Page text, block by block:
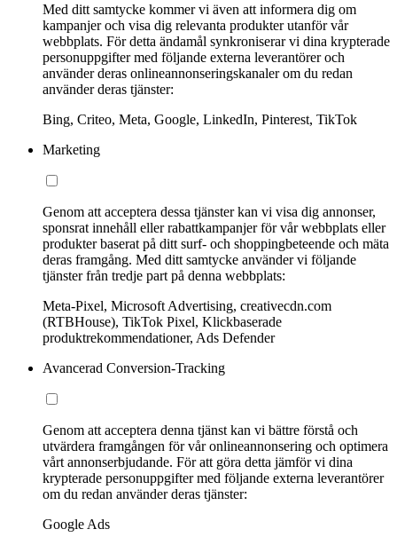
Med ditt samtycke kommer vi även att informera dig om
kampanjer och visa dig relevanta produkter utanför vår
webbplats. För detta ändamål synkroniserar vi dina krypterade
personuppgifter med följande externa leverantörer och
använder deras onlineannonseringskanaler om du redan
använder deras tjänster:
Bing, Criteo, Meta, Google, LinkedIn, Pinterest, TikTok
Marketing
Genom att acceptera dessa tjänster kan vi visa dig annonser,
sponsrat innehåll eller rabattkampanjer för vår webbplats eller
produkter baserat på ditt surf- och shoppingbeteende och mäta
deras framgång. Med ditt samtycke använder vi följande
tjänster från tredje part på denna webbplats:
Meta-Pixel, Microsoft Advertising, creativecdn.com
(RTBHouse), TikTok Pixel, Klickbaserade
produktrekommendationer, Ads Defender
Avancerad Conversion-Tracking
Genom att acceptera denna tjänst kan vi bättre förstå och
utvärdera framgången för vår onlineannonsering och optimera
vårt annonserbjudande. För att göra detta jämför vi dina
krypterade personuppgifter med följande externa leverantörer
om du redan använder deras tjänster:
Google Ads